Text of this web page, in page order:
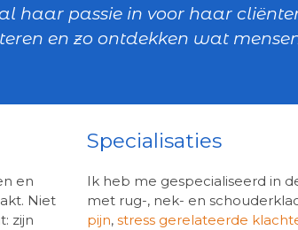
haar passie in voor haar
en zo ontdekken wat
en
Niet
zijn
Specialisaties
Ik heb me gespecialiseerd in
met rug-, nek- en
pijn, stress gerelateerde